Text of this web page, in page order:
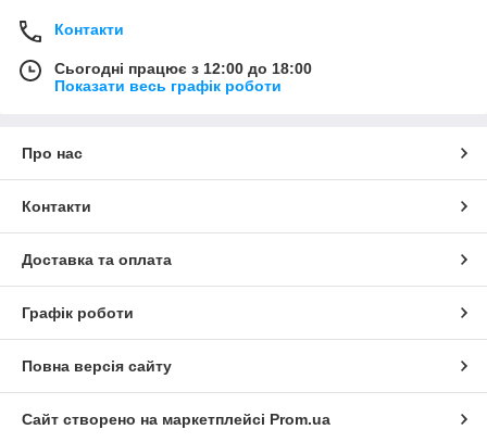
Контакти
Сьогодні працює з 12:00 до 18:00
Показати весь графік роботи
Про нас
Контакти
Доставка та оплата
Графік роботи
Повна версія сайту
Сайт створено на маркетплейсі Prom.ua